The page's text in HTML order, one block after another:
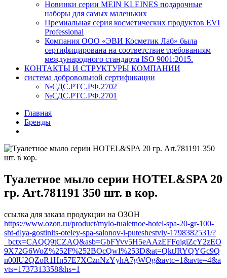
Новинки серии MEIN KLEINES подарочные
наборы для самых маленьких
Премиальная серия косметических продуктов EVI
Professional
Компания ООО «ЭВИ Косметик Лаб» была
сертифицирована на соответствие требованиям
международного стандарта ISO 9001:2015.
КОНТАКТЫ И СТРУКТУРЫ КОМПАНИИ
система добровольной сертификации
№СДС.РТС.РФ.2702
№СДС.РТС.РФ.2701
Главная
Бренды
Туалетное мыло серии HOTEL&SPA 20
гр. Art.781191 350 шт. в кор.
ссылка для заказа продукции на ОЗОН
https://www.ozon.ru/product/mylo-tualetnoe-hotel-spa-20-gr-100-
sht-dlya-gostinits-oteley-spa-salonov-i-puteshestviy-1798382531/?
_bctx=CAQQ9tCZAQ&asb=GbFYvv5H5eAAzEFFqjgiZcY2zEO
9X72G6WoZ%252F%252BOcQwI%253D&at=QktJRYQYGc9Q
n00lU2QZoR1Hn57E7XCznNzYyhA7gWQg&avtc=1&avte=4&a
vts=1737313358&hs=1